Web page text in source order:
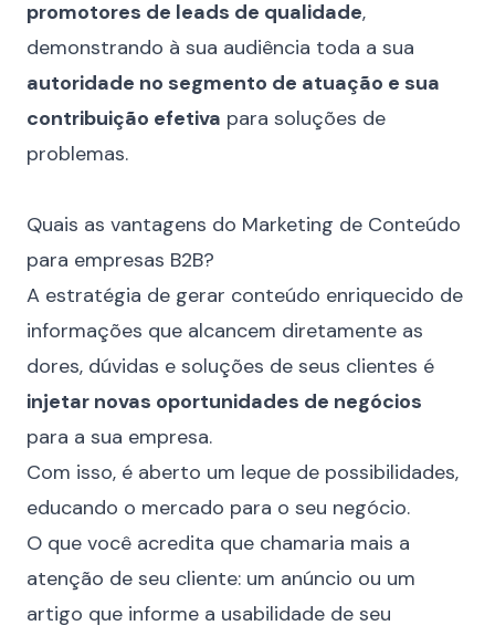
promotores de leads de qualidade,
demonstrando à sua audiência toda a sua
autoridade no segmento de atuação e sua
contribuição efetiva para soluções de
problemas.
Quais as vantagens do Marketing de Conteúdo
para empresas B2B?
A estratégia de gerar conteúdo enriquecido de
informações que alcancem diretamente as
dores, dúvidas e soluções de seus clientes é
injetar novas oportunidades de negócios
para a sua empresa.
Com isso, é aberto um leque de possibilidades,
educando o mercado para o seu negócio.
O que você acredita que chamaria mais a
atenção de seu cliente: um anúncio ou um
artigo que informe a usabilidade de seu